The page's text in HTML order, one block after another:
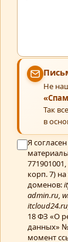
Не
Так
в
Я
корп. 7)
доменов:
admin.ru,
18 ФЗ «О
данных»
момент